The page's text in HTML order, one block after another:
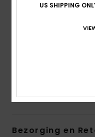
Sluiting:Gulp met
Vijf zakken
Bezorging en
US SHIPPING